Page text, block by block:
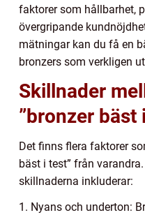
faktorer som hållbarhet,
övergripande
mätningar kan du få en
bronzers som verkligen
Skillnader
”bronzer bäst
Det finns flera faktorer
bäst i test” från
skillnaderna inkluderar:
1. Nyans och underton: